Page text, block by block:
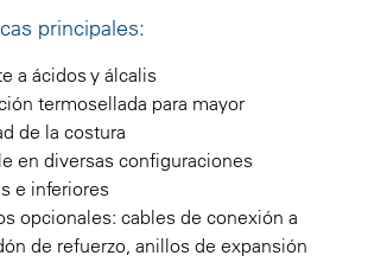
principales:
a ácidos y álcalis
termosellada para mayor
de la costura
en diversas configuraciones
e inferiores
opcionales: cables de conexión a
de refuerzo, anillos de expansión